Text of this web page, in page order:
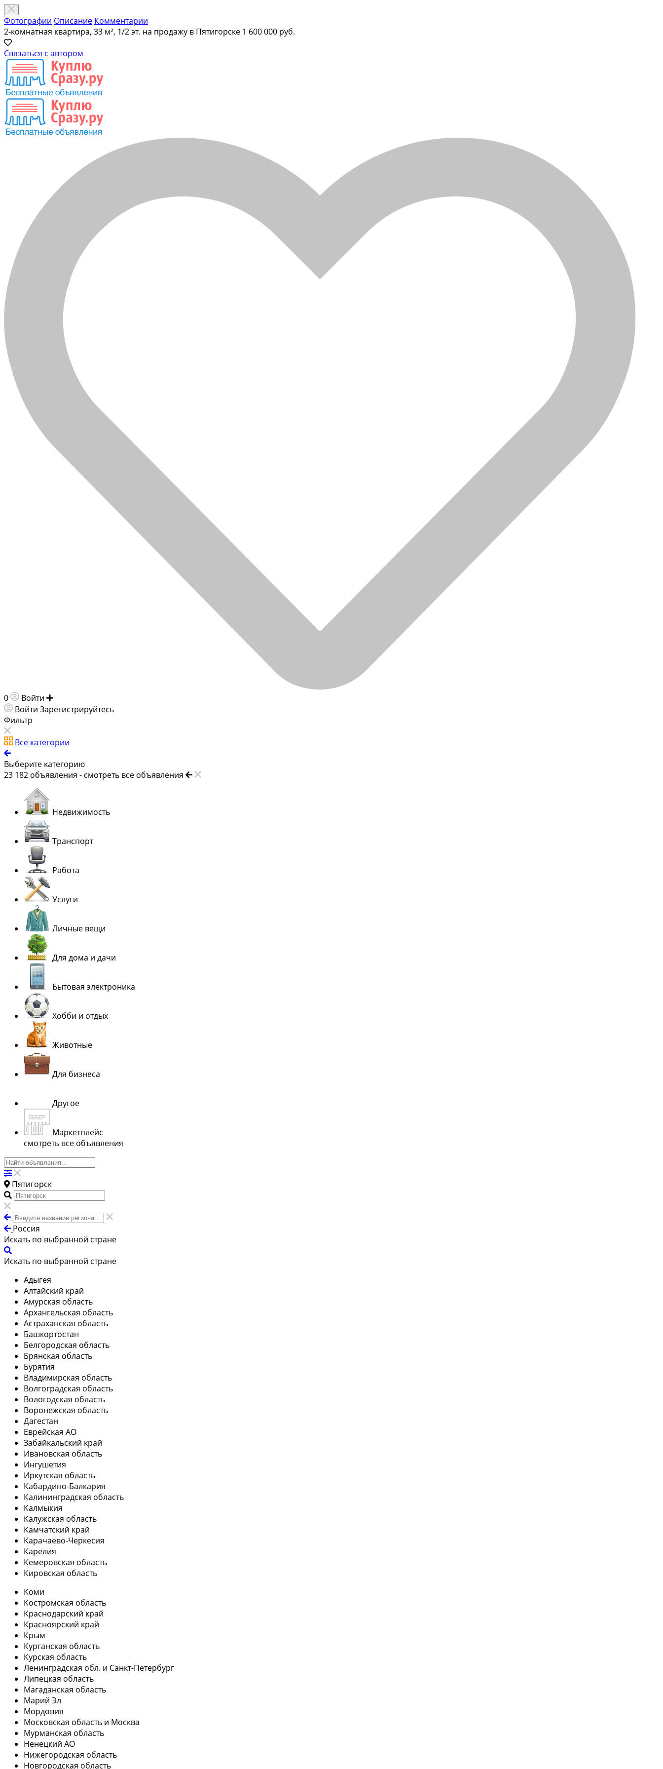
Фотографии Описание Комментарии
2-комнатная квартира, 33 м², 1/2 эт. на продажу в Пятигорске 1 600 000 руб.
Связаться с автором
0 Войти
Войти Зарегистрируйтесь
Фильтр
Все категории
Выберите категорию
23 182 объявления - смотреть все объявления
Недвижимость
Транспорт
Работа
Услуги
Личные вещи
Для дома и дачи
Бытовая электроника
Хобби и отдых
Животные
Для бизнеса
Другое
Маркетплейс
смотреть все объявления
Пятигорск
Россия
Искать по выбранной стране
Искать по выбранной стране
Адыгея
Алтайский край
Амурская область
Архангельская область
Астраханская область
Башкортостан
Белгородская область
Брянская область
Бурятия
Владимирская область
Волгоградская область
Вологодская область
Воронежская область
Дагестан
Еврейская АО
Забайкальский край
Ивановская область
Ингушетия
Иркутская область
Кабардино-Балкария
Калининградская область
Калмыкия
Калужская область
Камчатский край
Карачаево-Черкесия
Карелия
Кемеровская область
Кировская область
Коми
Костромская область
Краснодарский край
Красноярский край
Крым
Курганская область
Курская область
Ленинградская обл. и Санкт-Петербург
Липецкая область
Магаданская область
Марий Эл
Мордовия
Московская область и Москва
Мурманская область
Ненецкий АО
Нижегородская область
Новгородская область